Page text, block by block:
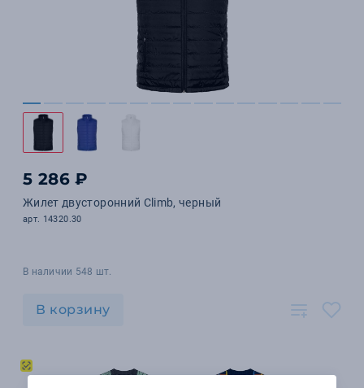
5 286 ₽
Жилет двусторонний Climb, черный
арт. 14320.30
В наличии 548 шт.
В корзину